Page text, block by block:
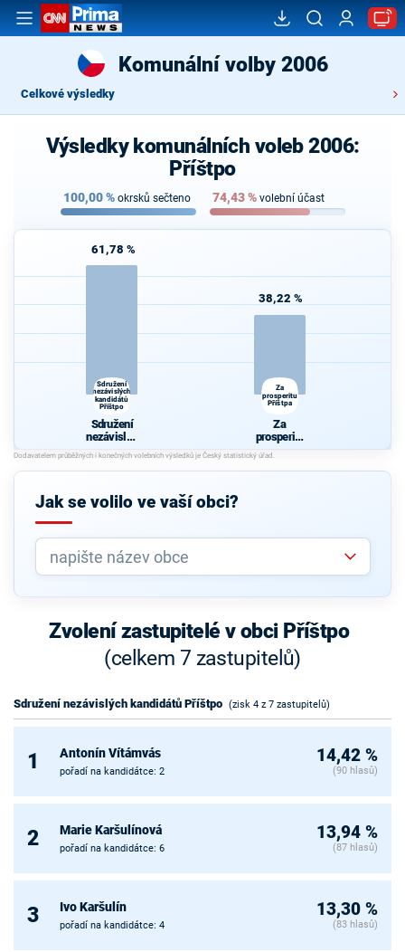
Komunální volby 2006
Celkové výsledky
Výsledky komunálních voleb 2006:
Příštpo
100,00% okrsků sečteno 74,43% volební účast
61,78 %
Sdružení
nezávislých
kandidátů
Příštpo
Sdružení
nezávislýc
kandidátů
Příštpo
38,22 %
Za
prosperitu
Příštpa
Za
prosperitu
Příštpa
Jak se volilo ve vaší obci?
Zvolení zastupitelé v obci Příštpo
(celkem 7 zastupitelů)
Sdružení nezávislých kandidátů Příštpo (zisk 4 z 7 zastupitelů)
1 Antonín Vítámvás
pořadí na kandidátce: 2
14,42 %
(90 hlasů)
2 Marie Karšulínová
pořadí na kandidátce: 6
13,94 %
(87 hlasů)
3 Ivo Karšulín
pořadí na kandidátce: 4
13,30 %
(83 hlasů)